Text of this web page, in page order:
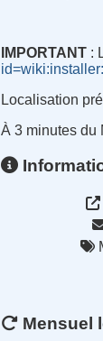
IMPORTANT :
Localisation
À 3 minutes du
Mensuel